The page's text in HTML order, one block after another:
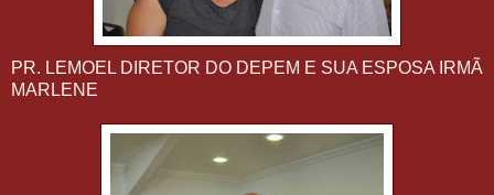
PR. LEMOEL DIRETOR DO DEPEM E SUA ESPOSA IRMÃ
MARLENE